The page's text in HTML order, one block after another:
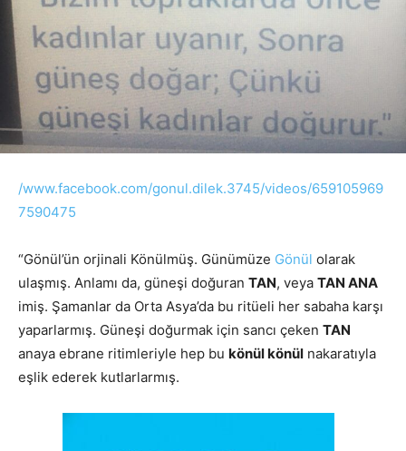
/www.facebook.com/gonul.dilek.3745/videos/659105969
7590475
“Gönül’ün orjinali Könülmüş. Günümüze Gönül olarak
ulaşmış. Anlamı da, güneşi doğuran TAN, veya TAN ANA
imiş. Şamanlar da Orta Asya’da bu ritüeli her sabaha karşı
yaparlarmış. Güneşi doğurmak için sancı çeken TAN
anaya ebrane ritimleriyle hep bu könül könül nakaratıyla
eşlik ederek kutlarlarmış.